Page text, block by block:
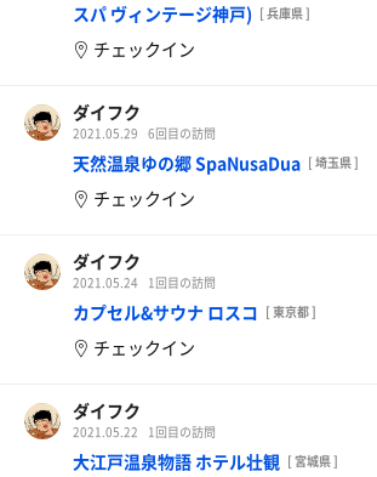
美は細部に宿る
歴史は夜つくられる
スパ ヴィンテージ神戸) [ 兵庫県 ]
チェックイン
ダイフク
2021.05.29 6回目の訪問
天然温泉ゆの郷 SpaNusaDua [ 埼玉県 ]
チェックイン
ダイフク
2021.05.24 1回目の訪問
カプセル&サウナ ロスコ [ 東京都 ]
チェックイン
ダイフク
2021.05.22 1回目の訪問
大江戸温泉物語 ホテル壮観 [ 宮城県 ]